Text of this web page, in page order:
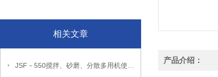
相关文章
产品介绍：